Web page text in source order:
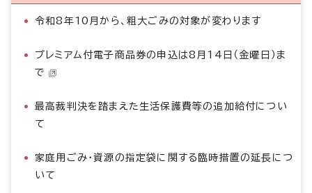
令和8年10月から、粗大ごみの対象が変わります
プレミアム付電子商品券の申込は8月14日（金曜日）ま
で
最高裁判決を踏まえた生活保護費等の追加給付につい
て
家庭用ごみ・資源の指定袋に関する臨時措置の延長につ
いて